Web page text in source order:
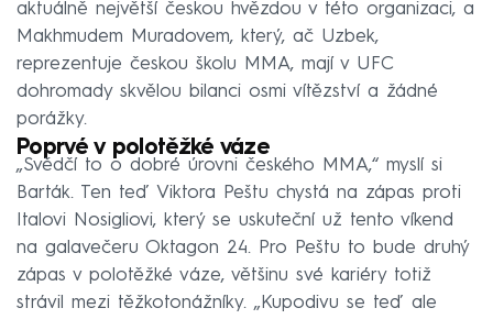
aktuálně největší českou hvězdou v této organizaci, a
Makhmudem Muradovem, který, ač Uzbek,
reprezentuje českou školu MMA, mají v UFC
dohromady skvělou bilanci osmi vítězství a žádné
porážky.
Poprvé v polotěžké váze
„Svědčí to o dobré úrovni českého MMA,“ myslí si
Barták. Ten teď Viktora Peštu chystá na zápas proti
Italovi Nosigliovi, který se uskuteční už tento víkend
na galavečeru Oktagon 24. Pro Peštu to bude druhý
zápas v polotěžké váze, většinu své kariéry totiž
strávil mezi těžkotonážníky. „Kupodivu se teď ale